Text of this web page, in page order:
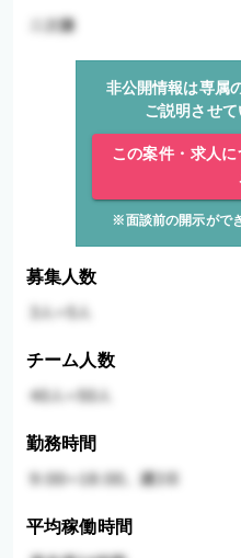
非公開情報は専属
ご説明させて
この案件・求人
※面談前の開示がで
募集人数
チーム人数
勤務時間
平均稼働時間